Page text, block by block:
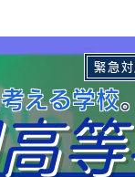
緊急
学校。​